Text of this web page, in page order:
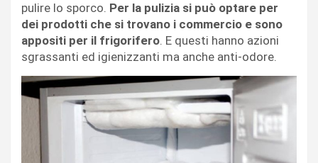
pulire lo sporco. Per la pulizia si può optare per
dei prodotti che si trovano i commercio e sono
appositi per il frigorifero. E questi hanno azioni
sgrassanti ed igienizzanti ma anche anti-odore.